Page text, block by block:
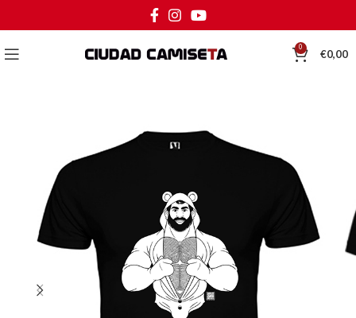
0 €0,00